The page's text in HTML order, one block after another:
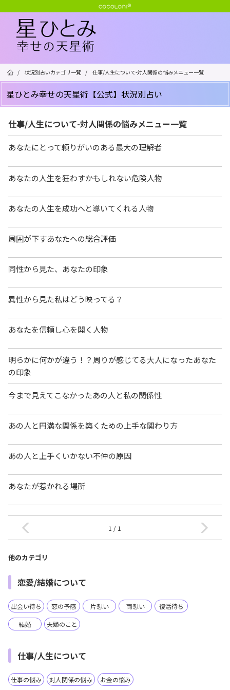
/ 状況別占いカテゴリ一覧 / 仕事/人生について-対人関係の悩みメニュー一覧
星ひとみ幸せの天星術【公式】状況別占い
仕事/人生について-対人関係の悩みメニュー一覧
あなたにとって頼りがいのある最大の理解者
あなたの人生を狂わすかもしれない危険人物
あなたの人生を成功へと導いてくれる人物
周囲が下すあなたへの総合評価
同性から見た、あなたの印象
異性から見た私はどう映ってる？
あなたを信頼し心を開く人物
明らかに何かが違う！？周りが感じてる大人になったあなた
の印象
今まで見えてこなかったあの人と私の関係性
あの人と円満な関係を築くための上手な関わり方
あの人と上手くいかない不仲の原因
あなたが惹かれる場所
1 / 1
他のカテゴリ
恋愛/結婚について
出会い待ち 恋の予感 片想い 両想い 復活待ち
結婚 夫婦のこと
仕事/人生について
仕事の悩み 対人関係の悩み お金の悩み